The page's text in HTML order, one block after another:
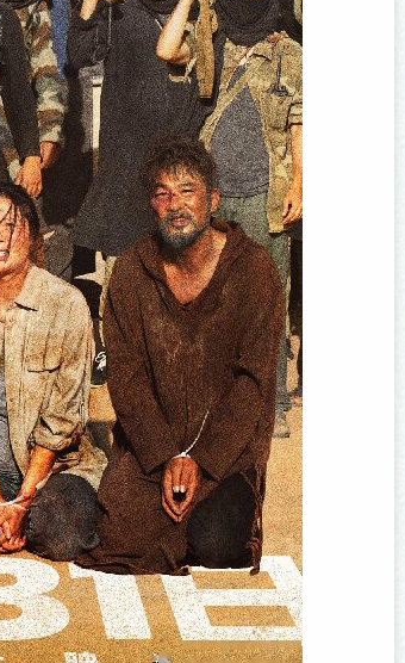
“出彩中原”文化名家系列之 谢丽萍